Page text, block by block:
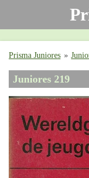
de
Prisma Juniores »
Juniores 219